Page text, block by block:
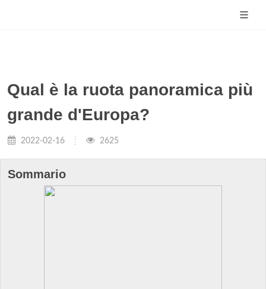
Qual è la ruota panoramica più
grande d'Europa?
2022-02-16 2625
Sommario